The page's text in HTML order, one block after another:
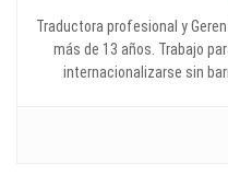
Traductora profesional y
más de 13 años. Trabajo
internacionalizarse sin